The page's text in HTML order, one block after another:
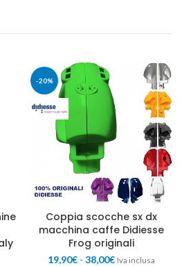
-20%
Coppia scocche sx dx
macchina caffe Didiesse
Frog originali
19,90€ - 38,00€ Iva inclusa